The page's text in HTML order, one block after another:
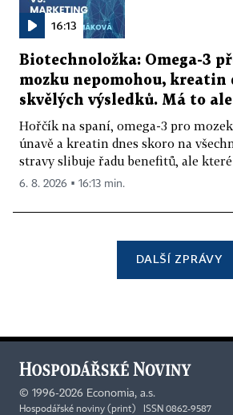
16:13
Biotechnoložka: Omega-3
mozku nepomohou, kreatin
skvělých výsledků. Má to
Hořčík na spaní, omega-3 pro
únavě a kreatin dnes skoro na
stravy slibuje řadu benefitů, ale které
6. 8. 2026 ▪ 16:13 min.
DALŠÍ ZPRÁVY
© 1996-2026 Economia, a.s.
Hospodářské noviny (print) ISSN 0862-9587